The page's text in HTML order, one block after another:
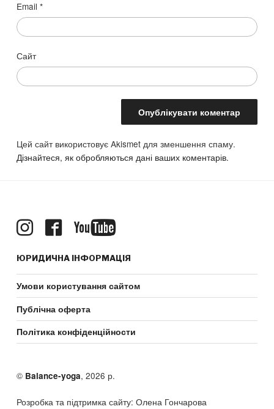
Email*
Сайт
Цей сайт використовує Akismet для зменшення спаму.
Дізнайтеся, як обробляються дані ваших коментарів.
ЮРИДИЧНА ІНФОРМАЦІЯ
Умови користування сайтом
Публічна оферта
Політика конфіденційности
© Balance-yoga, 2026 р.
Розробка та підтримка сайту: Олена Гончарова